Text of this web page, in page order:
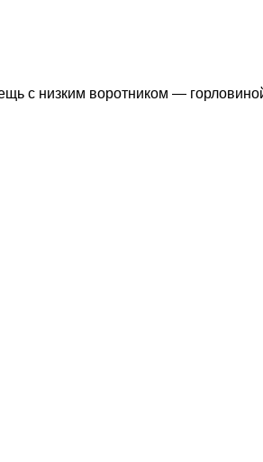
с низким воротником —